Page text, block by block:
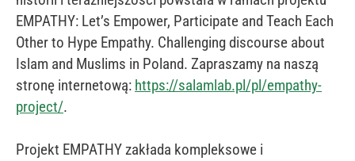
EMPATHY: Let’s Empower, Participate and Teach Each
Other to Hype Empathy. Challenging discourse about
Islam and Muslims in Poland. Zapraszamy na naszą
stronę internetową: https://salamlab.pl/pl/empathy-
project/.
Projekt EMPATHY zakłada kompleksowe i